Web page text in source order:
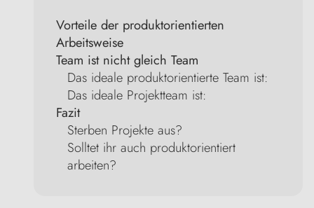
Vorteile der produktorientierten
Arbeitsweise
Team ist nicht gleich Team
Das ideale produktorientierte Team ist:
Das ideale Projektteam ist:
Fazit
Sterben Projekte aus?
Solltet ihr auch produktorientiert
arbeiten?